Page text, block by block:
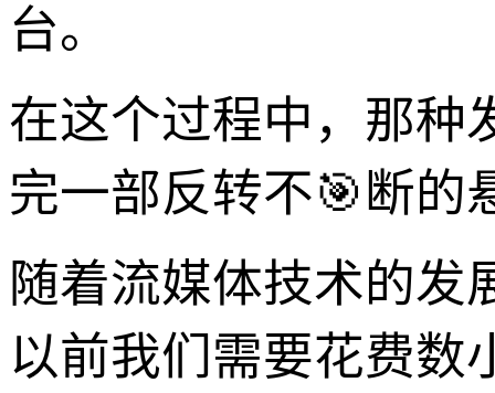
台。
在这个过程中，那种
完一部反转不🎯断的
随着流媒体技术的发
以前我们需要花费数